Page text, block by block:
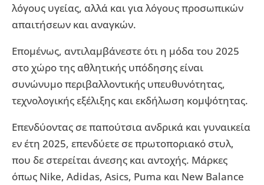
λόγους υγείας, αλλά και για λόγους προσωπικών
απαιτήσεων και αναγκών.
Επομένως, αντιλαμβάνεστε ότι η μόδα του 2025
στο χώρο της αθλητικής υπόδησης είναι
συνώνυμο περιβαλλοντικής υπευθυνότητας,
τεχνολογικής εξέλιξης και εκδήλωση κομψότητας.
Επενδύοντας σε παπούτσια ανδρικά και γυναικεία
εν έτη 2025, επενδύετε σε πρωτοποριακό στυλ,
που δε στερείται άνεσης και αντοχής. Μάρκες
όπως Nike, Adidas, Asics, Puma και New Balance